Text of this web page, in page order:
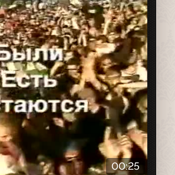
00:25